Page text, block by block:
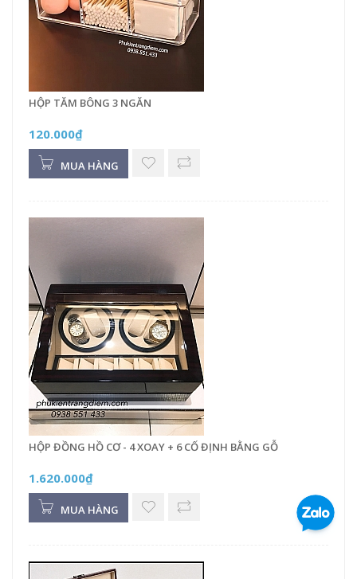
HỘP TĂM BÔNG 3 NGĂN
120.000₫
MUA HÀNG
HỘP ĐỒNG HỒ CƠ - 4 XOAY + 6 CỐ ĐỊNH BẰNG GỖ
1.620.000₫
MUA HÀNG